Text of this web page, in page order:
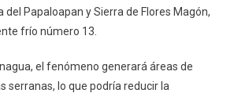
En
De
Oaxaca
del Papaloapan y Sierra de Flores Magón,
frío número 13.
el fenómeno generará áreas de
serranas, lo que podría reducir la